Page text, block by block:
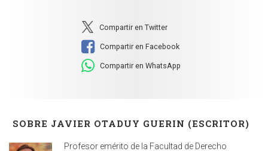
Compartir en Twitter
Compartir en Facebook
Compartir en WhatsApp
SOBRE JAVIER OTADUY GUERIN (ESCRITOR)
Profesor emérito de la Facultad de Derecho